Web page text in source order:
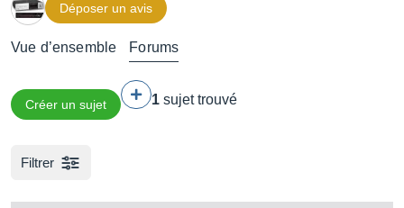
Déposer un avis
Vue d’ensemble Forums
Créer un sujet 1 sujet trouvé
Filtrer